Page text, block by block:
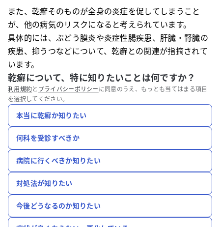
また、乾癬そのものが全身の炎症を促してしまうこと
が、他の病気のリスクになると考えられています。
具体的には、ぶどう膜炎や炎症性腸疾患、肝臓・腎臓の
疾患、抑うつなどについて、乾癬との関連が指摘されて
います。
乾癬について、特に知りたいことは何ですか？
利用規約と プライバシーポリシー に同意のうえ、もっとも当てはまる項目
を選択してください。
本当に乾癬か知りたい
何科を受診すべきか
病院に行くべきか知りたい
対処法が知りたい
今後どうなるのか知りたい